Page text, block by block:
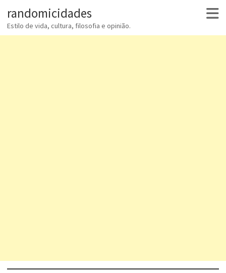
randomicidades
Estilo de vida, cultura, filosofia e opinião.